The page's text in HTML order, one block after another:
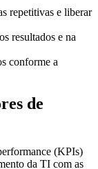
repetitivas e liberar
resultados e na
conforme a
de
(KPIs)
da TI com as